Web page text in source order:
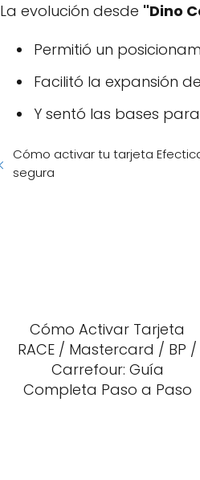
La evolución desde "Dino
Permitió un
Facilitó la expansión
Y sentó las bases
Cómo activar tu tarjeta
segura
Cómo Activar Tarjeta
RACE / Mastercard / BP /
Carrefour: Guía
Completa Paso a Paso